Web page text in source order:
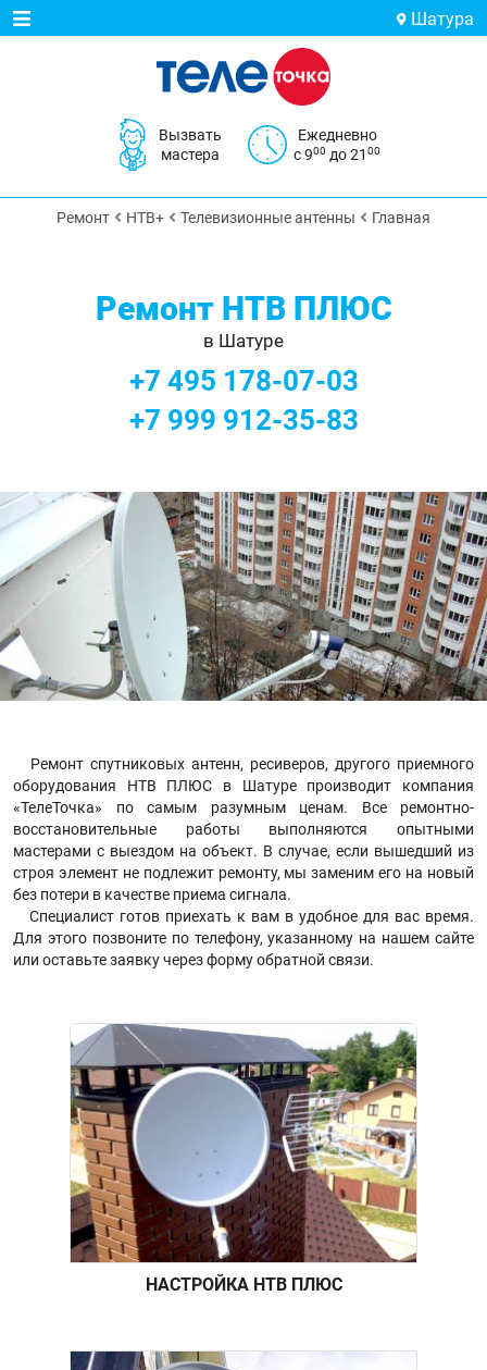
Шатура
Вызвать
мастера
Ежедневно
с 900 до 2100
Ремонт НТВ+ Телевизионные антенны Главная
Ремонт НТВ ПЛЮС
в Шатуре
+7 495 178-07-03
+7 999 912-35-83
Ремонт спутниковых антенн, ресиверов, другого приемного
оборудования НТВ ПЛЮС в Шатуре производит компания
«ТелеТочка» по самым разумным ценам. Все ремонтно-
восстановительные работы выполняются опытными
мастерами с выездом на объект. В случае, если вышедший из
строя элемент не подлежит ремонту, мы заменим его на новый
без потери в качестве приема сигнала.
Специалист готов приехать к вам в удобное для вас время.
Для этого позвоните по телефону, указанному на нашем сайте
или оставьте заявку через форму обратной связи.
НАСТРОЙКА НТВ ПЛЮС